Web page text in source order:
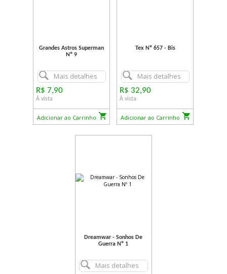
Grandes Astros Superman
Nº 9
Mais detalhes
R$ 7,90
À vista
Adicionar ao Carrinho
Tex Nº 657 - Bis
Mais detalhes
R$ 32,90
À vista
Adicionar ao Carrinho
Dreamwar - Sonhos De
Guerra Nº 1
Mais detalhes